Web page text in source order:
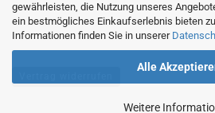
gewährleisten, die Nutzung unseres
ein bestmögliches Einkaufserlebnis bieten
Informationen finden Sie in unserer
Alle
Weitere